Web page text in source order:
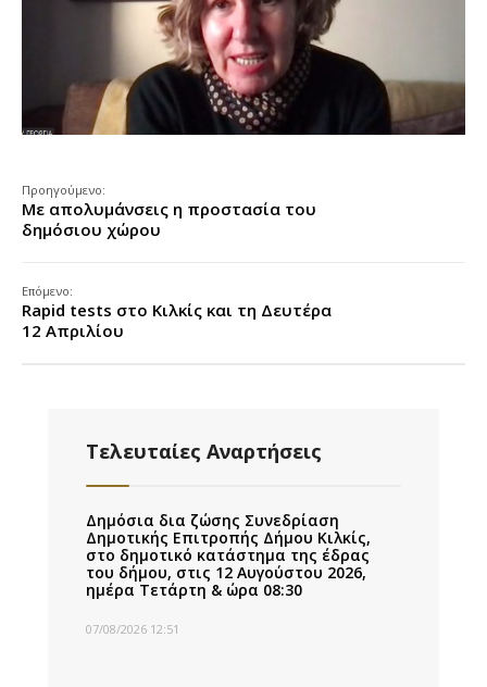
Προηγούμενο:
Με απολυμάνσεις η προστασία του
δημόσιου χώρου
Επόμενο:
Rapid tests στο Κιλκίς και τη Δευτέρα
12 Απριλίου
Τελευταίες Αναρτήσεις
Δημόσια δια ζώσης Συνεδρίαση
Δημοτικής Επιτροπής Δήμου Κιλκίς,
στο δημοτικό κατάστημα της έδρας
του δήμου, στις 12 Αυγούστου 2026,
ημέρα Τετάρτη & ώρα 08:30
07/08/2026 12:51